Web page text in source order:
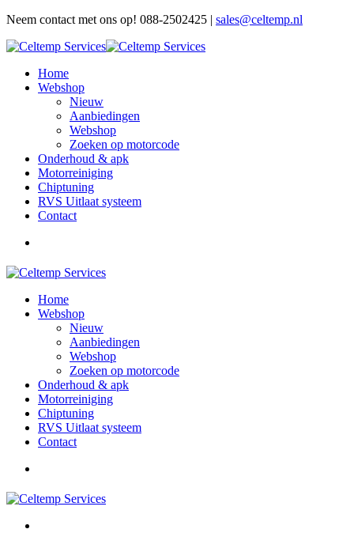
Neem contact met ons op! 088-2502425 | sales@celtemp.nl
Home
Webshop
Nieuw
Aanbiedingen
Webshop
Zoeken op motorcode
Onderhoud & apk
Motorreiniging
Chiptuning
RVS Uitlaat systeem
Contact
Home
Webshop
Nieuw
Aanbiedingen
Webshop
Zoeken op motorcode
Onderhoud & apk
Motorreiniging
Chiptuning
RVS Uitlaat systeem
Contact